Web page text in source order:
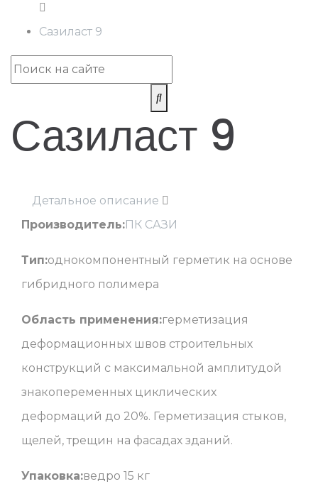
Сазиласт 9
Сазиласт 9
Детальное описание
Производитель:ПК САЗИ
Тип:однокомпонентный герметик на основе
гибридного полимера
Область применения:герметизация
деформационных швов строительных
конструкций с максимальной амплитудой
знакопеременных циклических
деформаций до 20%. Герметизация стыков,
щелей, трещин на фасадах зданий.
Упаковка:ведро 15 кг